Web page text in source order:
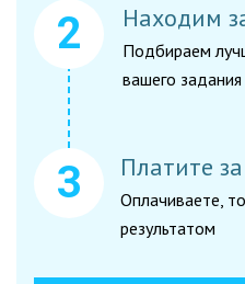
Находим
Подбираем
вашего задания
Платите
Оплачиваете,
результатом